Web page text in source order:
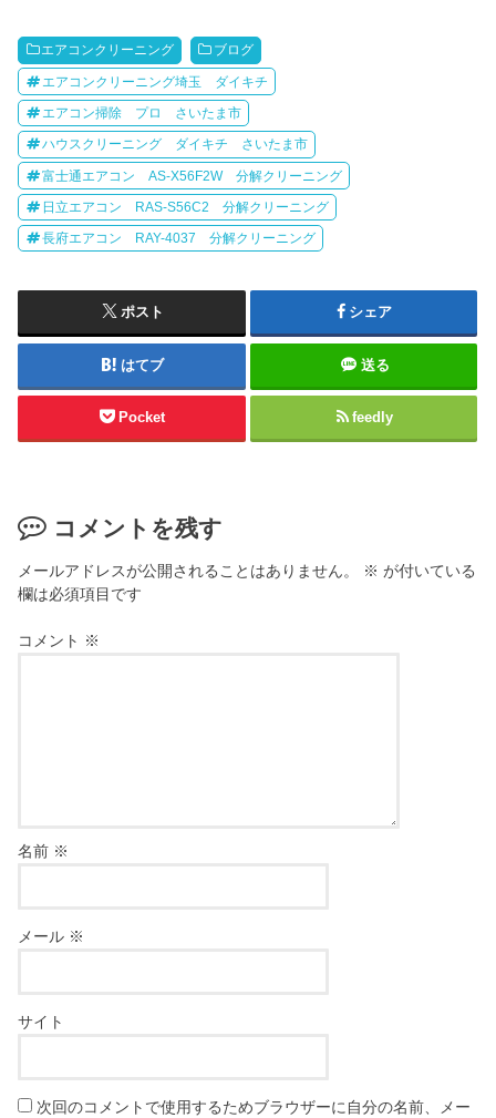
エアコンクリーニング ブログ
エアコンクリーニング埼玉 ダイキチ
エアコン掃除 プロ さいたま市
ハウスクリーニング ダイキチ さいたま市
富士通エアコン AS-X56F2W 分解クリーニング
日立エアコン RAS-S56C2 分解クリーニング
長府エアコン RAY-4037 分解クリーニング
ポスト シェア
はてブ 送る
Pocket feedly
コメントを残す
メールアドレスが公開されることはありません。 ※ が付いている
欄は必須項目です
コメント ※
名前 ※
メール ※
サイト
次回のコメントで使用するためブラウザーに自分の名前、メー